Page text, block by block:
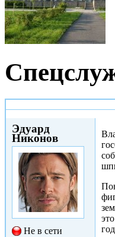
Эдуард
Никонов
Не в сети